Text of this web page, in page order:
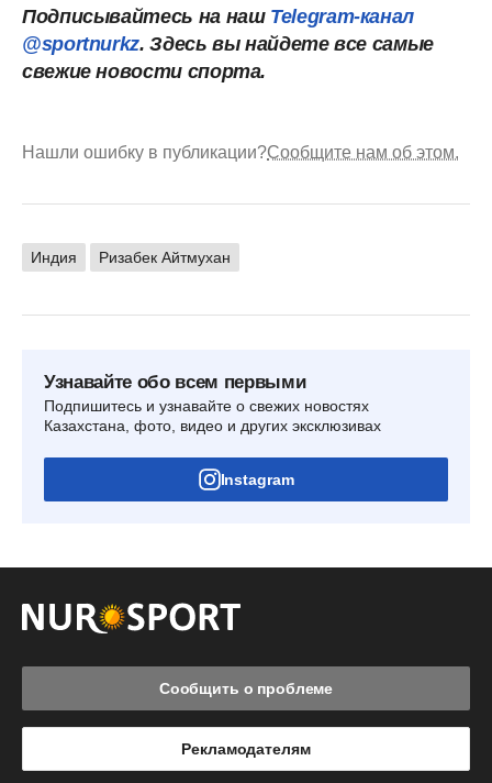
Подписывайтесь на наш Telegram-канал
@sportnurkz. Здесь вы найдете все самые
свежие новости спорта.
Нашли ошибку в публикации?Сообщите нам об этом.
Индия Ризабек Айтмухан
Узнавайте обо всем первыми
Подпишитесь и узнавайте о свежих новостях
Казахстана, фото, видео и других эксклюзивах
Instagram
Сообщить о проблеме
Рекламодателям